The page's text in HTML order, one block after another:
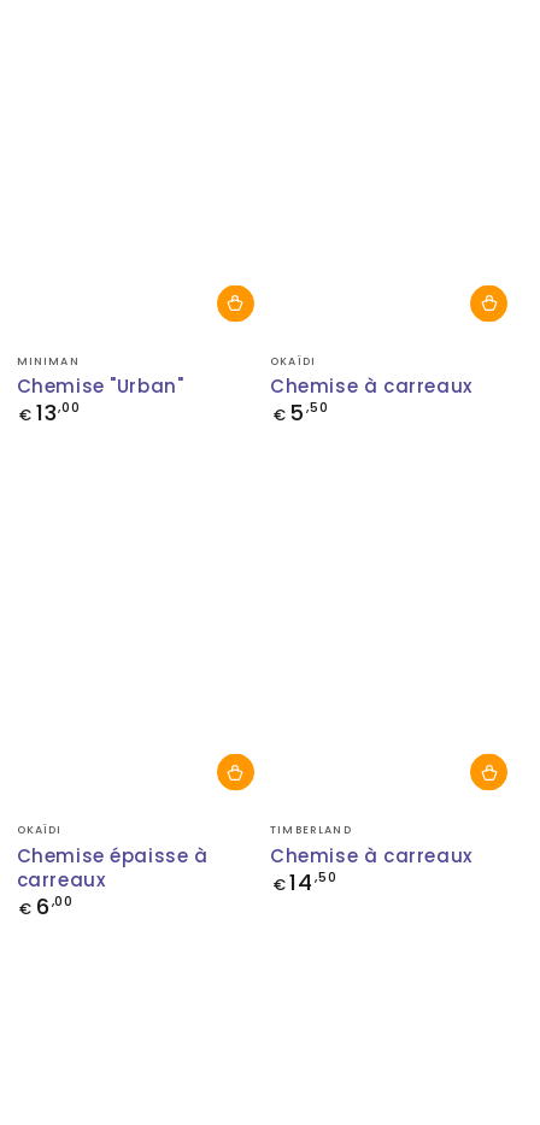
Fournisseur:
MINIMAN
Chemise "Urban"
Prix
€ 13,00
Fournisseur:
OKAÏDI
Chemise à carreaux
Prix
€ 5 ,50
Fournisseur:
OKAÏDI
Chemise épaisse à
carreaux
Prix
€ 6 ,00
Fournisseur:
TIMBERLAND
Chemise à carreaux
Prix
€14 ,50